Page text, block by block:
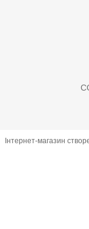
Інтернет-магазин